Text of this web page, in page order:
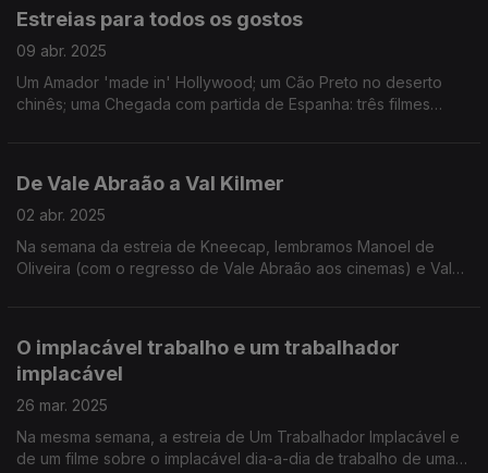
Estreias para todos os gostos
09 abr. 2025
Um Amador 'made in' Hollywood; um Cão Preto no deserto
chinês; uma Chegada com partida de Espanha: três filmes
De Vale Abraão a Val Kilmer
02 abr. 2025
Na semana da estreia de Kneecap, lembramos Manoel de
Oliveira (com o regresso de Vale Abraão aos cinemas) e Val
O implacável trabalho e um trabalhador
implacável
26 mar. 2025
Na mesma semana, a estreia de Um Trabalhador Implacável e
de um filme sobre o implacável dia-a-dia de trabalho de uma